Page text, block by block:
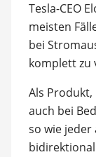
Tesla-CEO
meisten
bei
komplett zu
Als
auch bei
so wie jeder